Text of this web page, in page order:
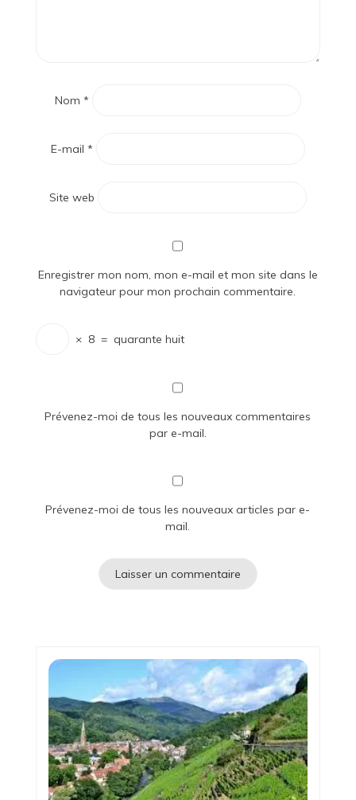
Nom *
E-mail *
Site web
Enregistrer mon nom, mon e-mail et mon site dans le
navigateur pour mon prochain commentaire.
× 8 = quarante huit
Prévenez-moi de tous les nouveaux commentaires
par e-mail.
Prévenez-moi de tous les nouveaux articles par e-
mail.